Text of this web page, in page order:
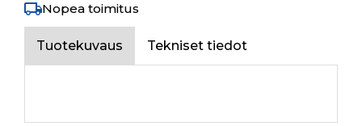
Nopea toimitus
Tuotekuvaus Tekniset tiedot